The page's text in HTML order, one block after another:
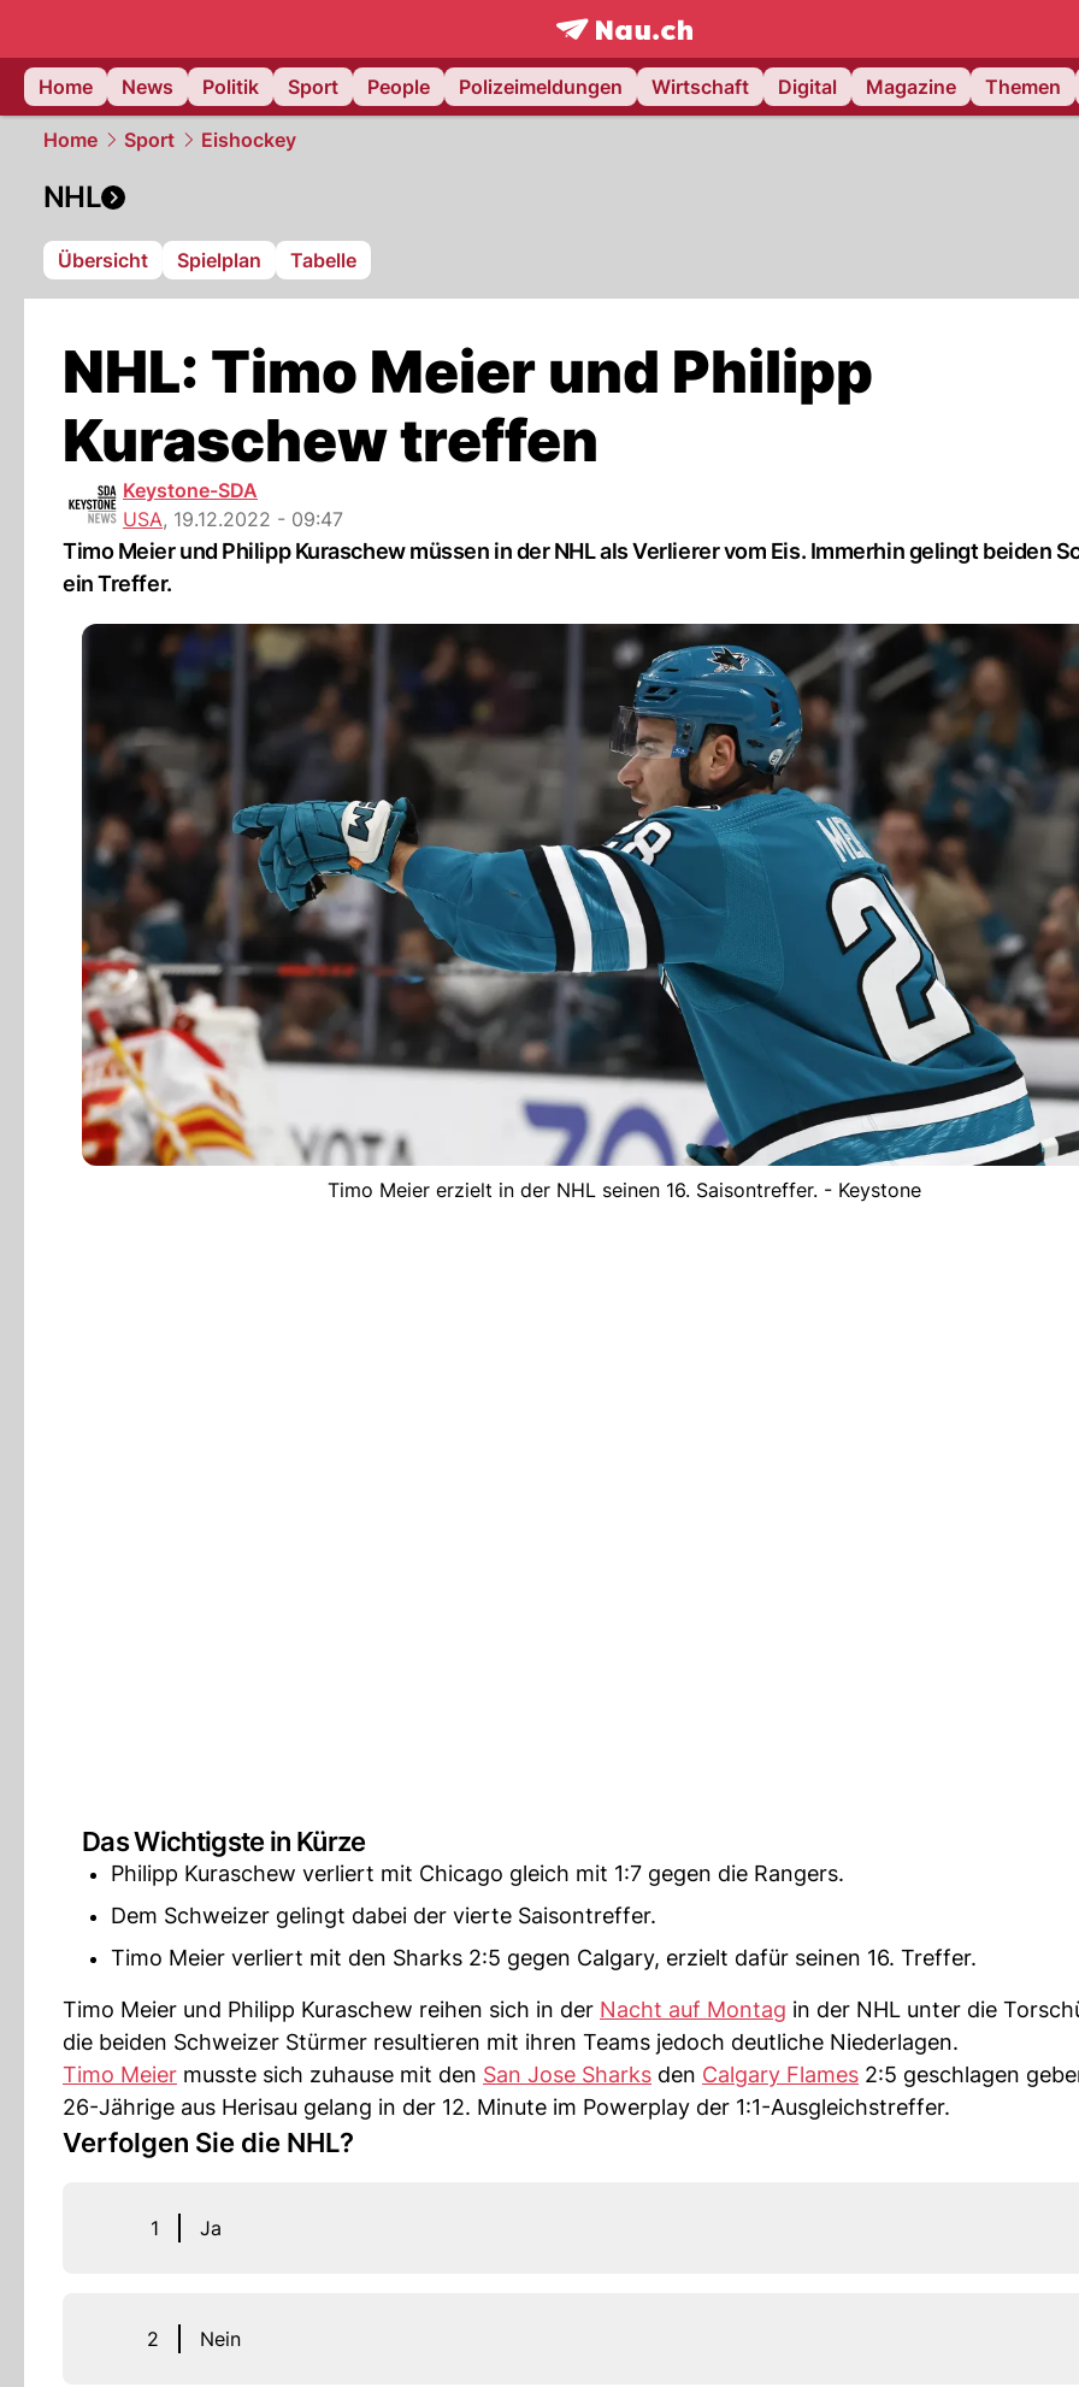
frontpage.NAU.ch
Home
News Politik Sport People Polizeimeldungen Wirtschaft Digital Magazine Themen
Home Sport Eishockey
NHL
Übersicht Spielplan Tabelle
NHL: Timo Meier und Philipp
Kuraschew treffen
Keystone-SDA
USA, 19.12.2022 - 09:47
Timo Meier und Philipp Kuraschew müssen in der NHL als Verlierer vom Eis. Immerhin gelingt beiden
ein Treffer.
Timo Meier erzielt in der NHL seinen 16. Saisontreffer. - Keystone
Das Wichtigste in Kürze
Philipp Kuraschew verliert mit Chicago gleich mit 1:7 gegen die Rangers.
Dem Schweizer gelingt dabei der vierte Saisontreffer.
Timo Meier verliert mit den Sharks 2:5 gegen Calgary, erzielt dafür seinen 16. Treffer.
Timo Meier und Philipp Kuraschew reihen sich in der Nacht auf Montag in der NHL unter die
die beiden Schweizer Stürmer resultieren mit ihren Teams jedoch deutliche Niederlagen.
Timo Meier musste sich zuhause mit den San Jose Sharks den Calgary Flames 2:5 geschlagen
26-Jährige aus Herisau gelang in der 12. Minute im Powerplay der 1:1-Ausgleichstreffer.
Verfolgen Sie die NHL?
1 Ja
2 Nein